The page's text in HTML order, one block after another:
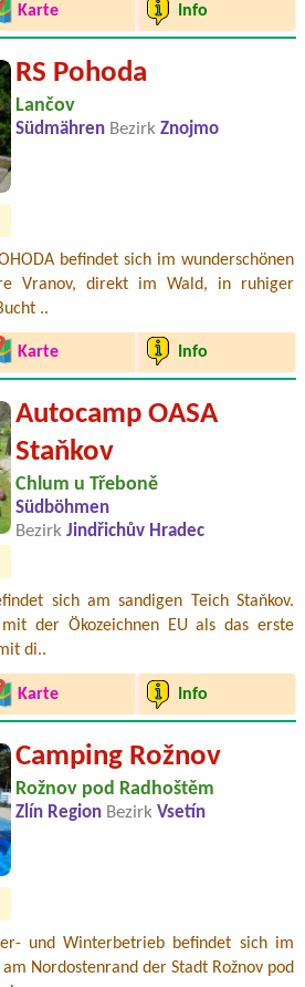
Karte Info
RS Pohoda
Lančov
Südmähren Bezirk Znojmo
befindet sich im wunderschönen
Vranov, direkt im Wald, in ruhiger
..
Karte Info
Autocamp OASA
Staňkov
Chlum u Třeboně
Südböhmen
Bezirk Jindřichův Hradec
sich am sandigen Teich Staňkov.
der Ökozeichnen EU als das erste
di..
Karte Info
Camping Rožnov
Rožnov pod Radhoštěm
Zlín Region Bezirk Vsetín
und Winterbetrieb befindet sich im
Nordostenrand der Stadt Rožnov pod